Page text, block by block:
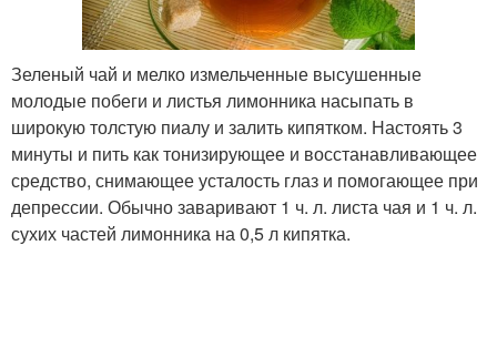
Зеленый чай и мелко измельченные высушенные
молодые побеги и листья лимонника насыпать в
широкую толстую пиалу и залить кипятком. Настоять 3
минуты и пить как тонизирующее и восстанавливающее
средство, снимающее усталость глаз и помогающее при
депрессии. Обычно заваривают 1 ч. л. листа чая и 1 ч. л.
сухих частей лимонника на 0,5 л кипятка.